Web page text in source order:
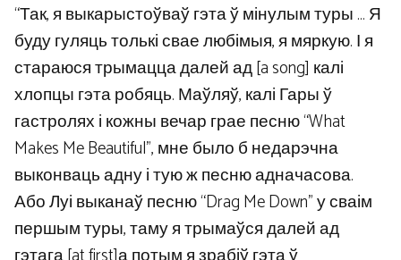
“Так, я выкарыстоўваў гэта ў мінулым туры … Я
буду гуляць толькі свае любімыя, я мяркую. І я
стараюся трымацца далей ад [a song] калі
хлопцы гэта робяць. Маўляў, калі Гары ў
гастролях і кожны вечар грае песню “What
Makes Me Beautiful”, мне было б недарэчна
выконваць адну і тую ж песню адначасова.
Або Луі выканаў песню “Drag Me Down” у сваім
першым туры, таму я трымаўся далей ад